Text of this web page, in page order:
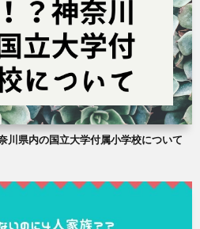
川県内の国立大学付属小学校について